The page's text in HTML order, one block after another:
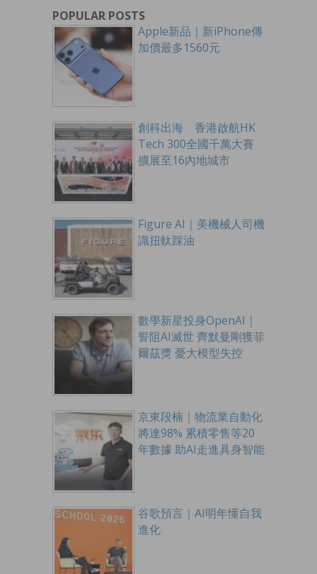
POPULAR POSTS
Apple新品｜新iPhone傳
加價最多1560元
創科出海 香港啟航HK
Tech 300全國千萬大賽
擴展至16內地城市
Figure AI｜美機械人司機
識扭軚踩油
數學新星投身OpenAI｜
誓阻AI滅世 齊默曼剛獲菲
爾茲獎 憂大模型失控
京東段楠｜物流業自動化
將達98% 累積零售等20
年數據 助AI走進具身智能
谷歌預言｜AI明年懂自我
進化